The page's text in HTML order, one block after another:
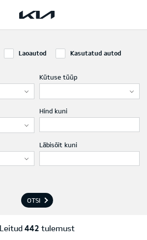
Laoautod Kasutatud autod
Kütuse tüüp
Hind kuni
Läbisõit kuni
OTSI
Leitud 442 tulemust